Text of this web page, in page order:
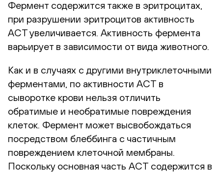
Фермент содержится также в эритроцитах,
при разрушении эритроцитов активность
АСТ увеличивается. Активность фермента
варьирует в зависимости от вида животного.
Как и в случаях с другими внутриклеточными
ферментами, по активности АСТ в
сыворотке крови нельзя отличить
обратимые и необратимые повреждения
клеток. Фермент может высвобождаться
посредством блеббинга с частичным
повреждением клеточной мембраны.
Поскольку основная часть АСТ содержится в